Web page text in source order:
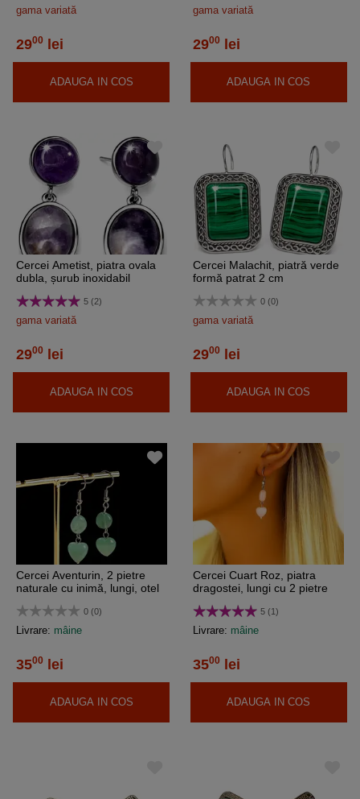
gama variată
2900 lei
ADAUGA IN COS
gama variată
2900 lei
ADAUGA IN COS
Cercei Ametist, piatra ovala
dubla, șurub inoxidabil
5 (2)
gama variată
2900 lei
ADAUGA IN COS
Cercei Malachit, piatră verde
formă patrat 2 cm
0 (0)
gama variată
2900 lei
ADAUGA IN COS
Cercei Aventurin, 2 pietre
naturale cu inimă, lungi, otel
0 (0)
Livrare: mâine
3500 lei
ADAUGA IN COS
Cercei Cuart Roz, piatra
dragostei, lungi cu 2 pietre
5 (1)
Livrare: mâine
3500 lei
ADAUGA IN COS